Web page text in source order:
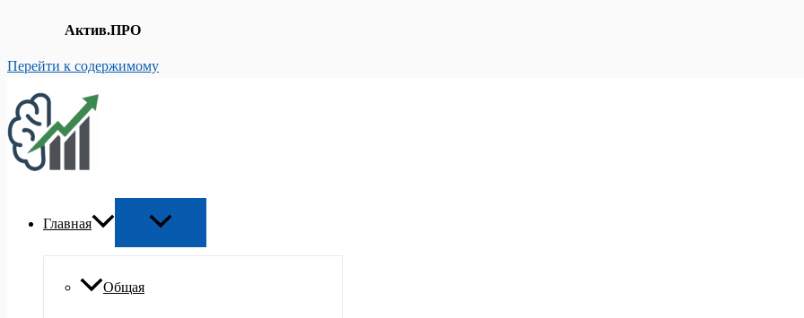
Актив.ПРО
Перейти к содержимому
Главная
Общая